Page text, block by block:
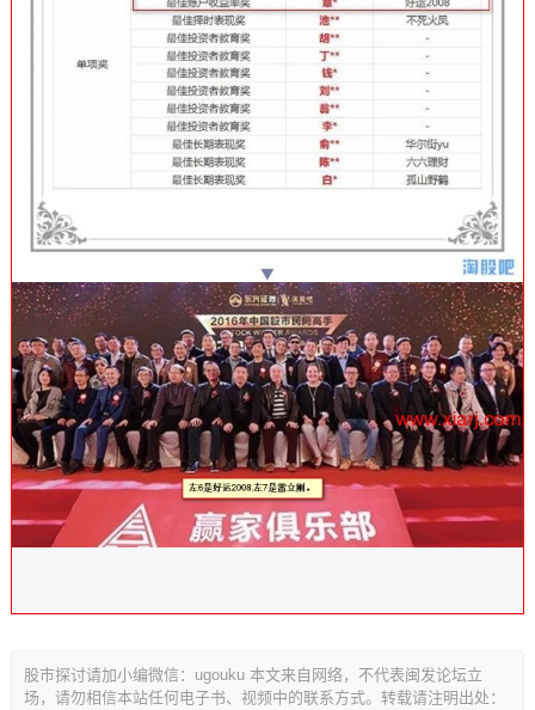
股市探讨请加小编微信：ugouku 本文来自网络，不代表闽发论坛立
场，请勿相信本站任何电子书、视频中的联系方式。转载请注明出处：